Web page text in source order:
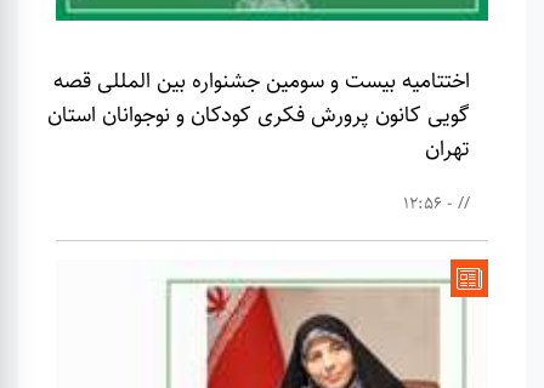
اختتامیه بیست و سومین جشنواره بین المللی قصه
گویی کانون پرورش فکری کودکان و نوجوانان استان
تهران
// - 12:56